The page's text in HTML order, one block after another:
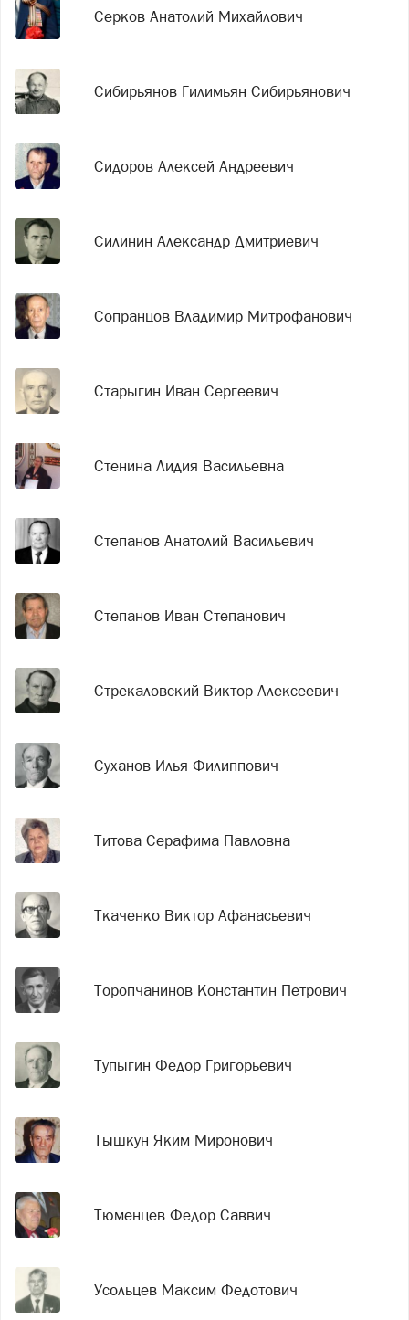
Серков Анатолий Михайлович
Сибирьянов Гилимьян Сибирьянович
Сидоров Алексей Андреевич
Силинин Александр Дмитриевич
Сопранцов Владимир Митрофанович
Старыгин Иван Сергеевич
Стенина Лидия Васильевна
Степанов Анатолий Васильевич
Степанов Иван Степанович
Стрекаловский Виктор Алексеевич
Суханов Илья Филиппович
Титова Серафима Павловна
Ткаченко Виктор Афанасьевич
Торопчанинов Константин Петрович
Тупыгин Федор Григорьевич
Тышкун Яким Миронович
Тюменцев Федор Саввич
Усольцев Максим Федотович